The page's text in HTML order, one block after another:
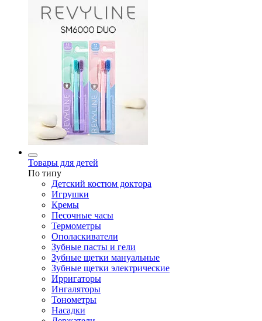
Товары для детей
По типу
Детский костюм доктора
Игрушки
Кремы
Песочные часы
Термометры
Ополаскиватели
Зубные пасты и гели
Зубные щетки мануальные
Зубные щетки электрические
Ирригаторы
Ингаляторы
Тонометры
Насадки